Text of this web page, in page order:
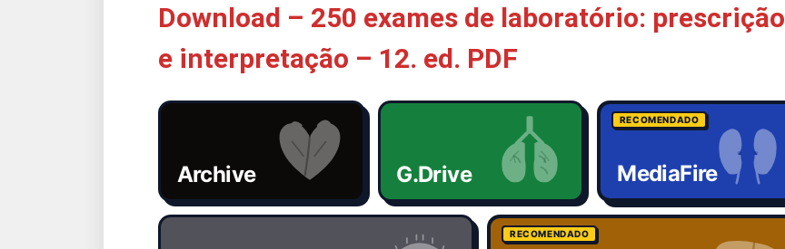
Download – 250 exames de laboratório: prescrição
e interpretação – 12. ed. PDF
Archive G.Drive
RECOMENDADO
MediaFire
RECOMENDADO